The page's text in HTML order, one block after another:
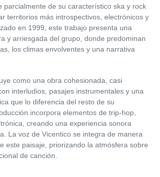
parcialmente de su característico ska y rock
territorios más introspectivos, electrónicos y
en 1999, este trabajo presenta una
y arriesgada del grupo, donde predominan
los climas envolventes y una narrativa
como una obra cohesionada, casi
interludios, pasajes instrumentales y una
que lo diferencia del resto de su
incorpora elementos de trip-hop,
creando una experiencia sonora
La voz de Vicentico se integra de manera
este paisaje, priorizando la atmósfera sobre
de canción.